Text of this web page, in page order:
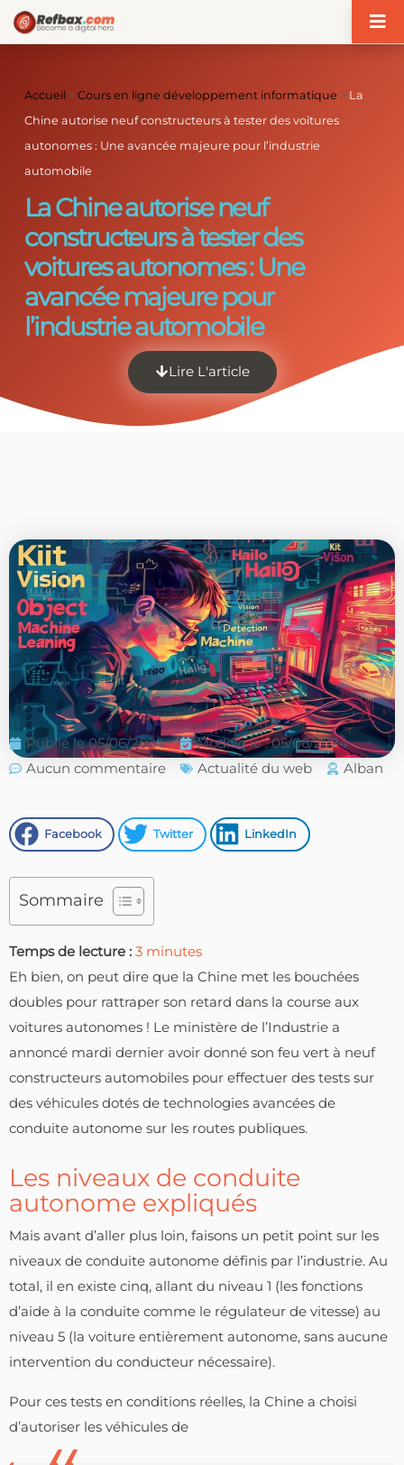
Accueil >Cours en ligne développement informatique > La
Chine autorise neuf constructeurs à tester des voitures
autonomes : Une avancée majeure pour l’industrie
automobile
La Chine autorise neuf
constructeurs à tester des
voitures autonomes : Une
avancée majeure pour
l’industrie automobile
Lire L'article
Publié le 05/06/2024
Modifié le : 05/06/2024
Aucun commentaire
Actualité du web Alban
Facebook Twitter LinkedIn
Sommaire
Temps de lecture : 3 minutes
Eh bien, on peut dire que la Chine met les bouchées
doubles pour rattraper son retard dans la course aux
voitures autonomes ! Le ministère de l’Industrie a
annoncé mardi dernier avoir donné son feu vert à neuf
constructeurs automobiles pour effectuer des tests sur
des véhicules dotés de technologies avancées de
conduite autonome sur les routes publiques.
Les niveaux de conduite
autonome expliqués
Mais avant d’aller plus loin, faisons un petit point sur les
niveaux de conduite autonome définis par l’industrie. Au
total, il en existe cinq, allant du niveau 1 (les fonctions
d’aide à la conduite comme le régulateur de vitesse) au
niveau 5 (la voiture entièrement autonome, sans aucune
intervention du conducteur nécessaire).
Pour ces tests en conditions réelles, la Chine a choisi
d’autoriser les véhicules de
Panneau de gestion des cookies